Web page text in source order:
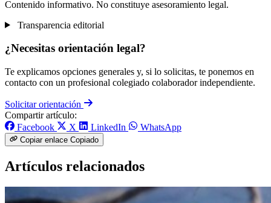
Contenido informativo. No constituye asesoramiento legal.
Transparencia editorial
¿Necesitas orientación legal?
Te explicamos opciones generales y, si lo solicitas, te ponemos en
contacto con un profesional colegiado colaborador independiente.
Solicitar orientación
Compartir artículo:
Facebook
X LinkedIn WhatsApp
Copiar enlace Copiado
Artículos relacionados